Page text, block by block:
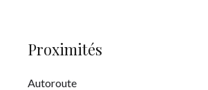
Proximités
Autoroute